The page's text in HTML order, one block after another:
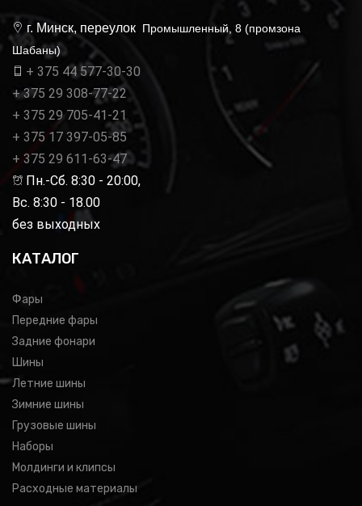
г. Минск, переулок Промышленный, 8 (промзона
Шабаны)
+ 375 44 577-30-30
+ 375 29 308-77-22
+ 375 29 705-41-21
+ 375 17 397-05-85
+ 375 29 611-63-47
Пн.-Сб. 8:30 - 20:00,
Вс. 8:30 - 18.00
без выходных
КАТАЛОГ
Фары
Передние фары
Задние фонари
Шины
Летние шины
Зимние шины
Грузовые шины
Наборы
Молдинги и клипсы
Расходные материалы